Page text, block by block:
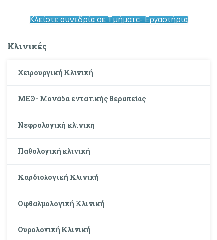
Κλείστε συνεδρία σε Τμήματα- Εργαστήρια
Κλινικές
Χειρουργική Κλινική
ΜΕΘ- Μονάδα εντατικής θεραπείας
Νεφρολογική κλινική
Παθολογική κλινική
Καρδιολογική Κλινική
Οφθαλμολογική Κλινική
Oυρολογική Kλινική